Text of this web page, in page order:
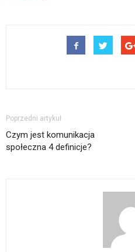
Poprzedni artykuł
Czym jest komunikacja
społeczna 4 definicje?